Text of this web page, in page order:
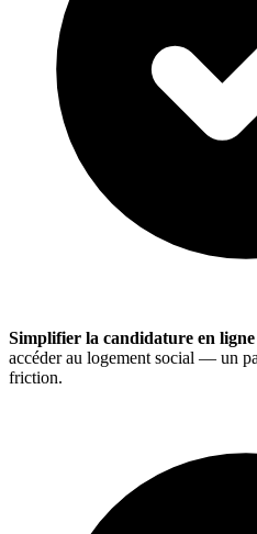
Simplifier la candidature en ligne
accéder au logement social — un
friction.